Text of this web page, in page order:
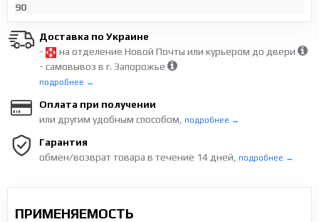
90
Доставка по Украине
-
на отделение Новой Почты или курьером до двери
- самовывоз в г. Запорожье
подробнее →
Оплата при получении
или другим удобным способом,
подробнее →
Гарантия
обмен/возврат товара в течение 14 дней,
подробнее →
ПРИМЕНЯЕМОСТЬ